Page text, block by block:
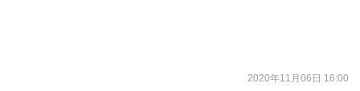
2020年11月06日 16:00